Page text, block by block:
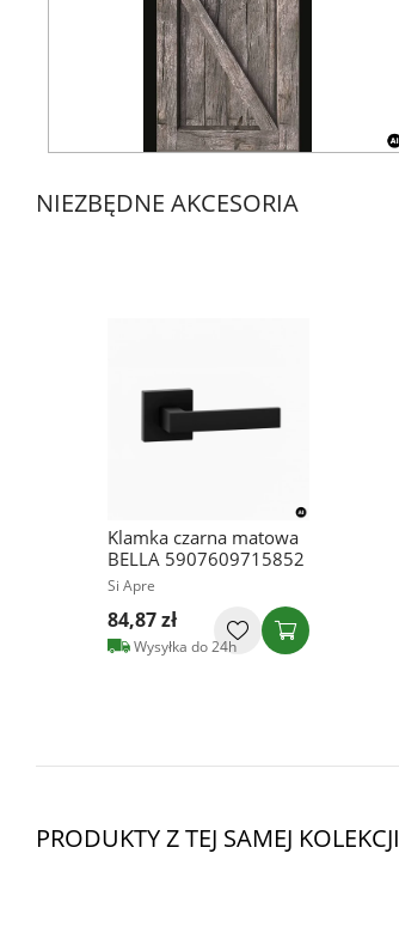
NIEZBĘDNE AKCESORIA
Klamka czarna matowa
BELLA 5907609715852
Si Apre
84,87 zł
Wysyłka do 24h
PRODUKTY Z TEJ SAMEJ KOLEKCJI